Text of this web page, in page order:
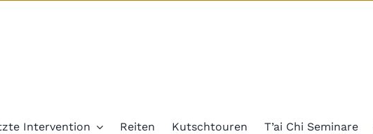
Intervention Reiten Kutschtouren T’ai Chi Seminare